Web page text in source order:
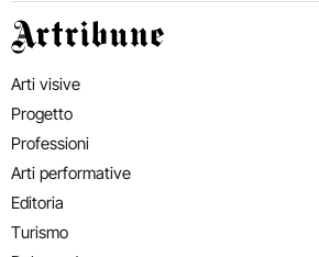
Artribune
Arti visive
Progetto
Professioni
Arti performative
Editoria
Turismo